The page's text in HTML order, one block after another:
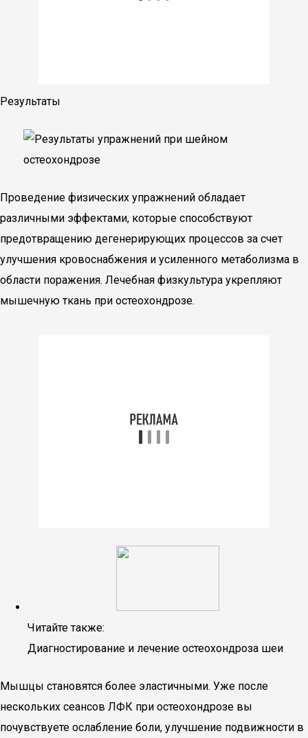
Результаты
Проведение физических упражнений обладает
различными эффектами, которые способствуют
предотвращению дегенерирующих процессов за счет
улучшения кровоснабжения и усиленного метаболизма в
области поражения. Лечебная физкультура укрепляют
мышечную ткань при остеохондрозе.
Читайте также:
Диагностирование и лечение остеохондроза шеи
Мышцы становятся более эластичными. Уже после
нескольких сеансов ЛФК при остеохондрозе вы
почувствуете ослабление боли, улучшение подвижности в